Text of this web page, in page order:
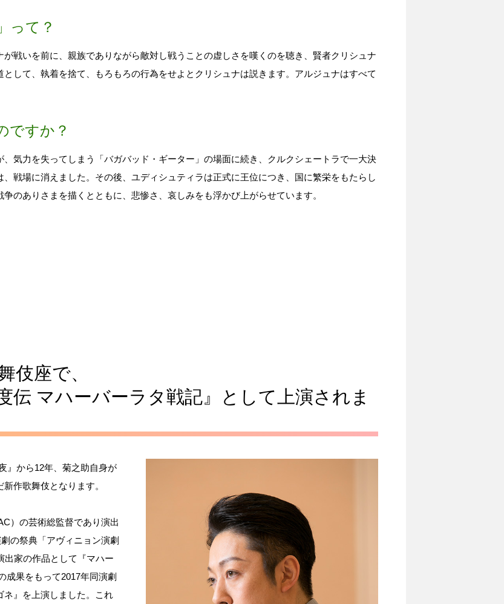
って？
戦いを前に、親族でありながら敵対し戦うことの虚しさを嘆くのを聴き、賢者クリシュナ
して、執着を捨て、もろもろの行為をせよとクリシュナは説きます。アルジュナはすべて
ですか？
気力を失ってしまう「バガバッド・ギーター」の場面に続き、クルクシェートラで一大決
戦場に消えました。その後、ユディシュティラは正式に王位につき、国に繁栄をもたらし
のありさまを描くとともに、悲惨さ、哀しみをも浮かび上がらせています。
伎座で、
伝 マハーバーラタ戦記』として上演されま
』から12年、菊之助自身が
作歌舞伎となります。
）の芸術総監督であり演出
の祭典「アヴィニョン演劇
出家の作品として『マハー
成果をもって2017年同演劇
ネ』を上演しました。これ